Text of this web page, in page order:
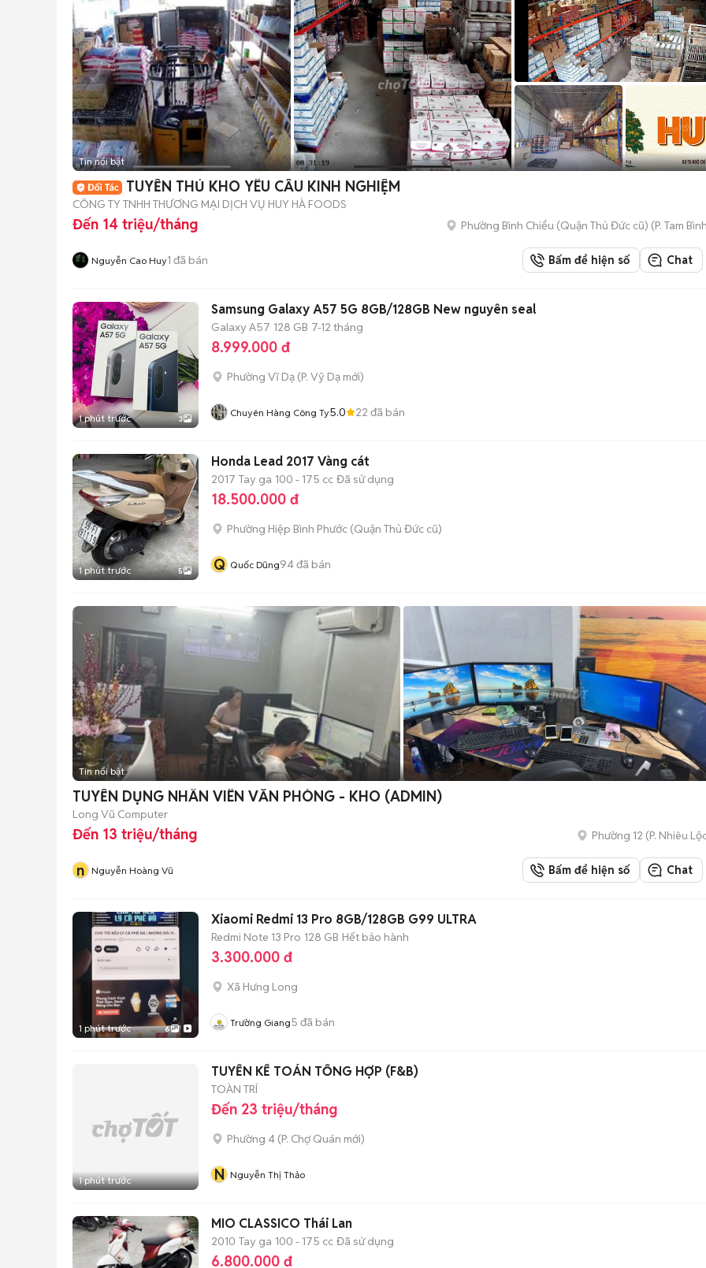
Tin nổi bật
TUYỂN THỦ KHO YÊU CẦU KINH NGHIỆM
CÔNG TY TNHH THƯƠNG MẠI DỊCH VỤ HUY HÀ FOODS
Đến 14 triệu/tháng Phường Bình Chiểu (Quận Thủ Đức cũ) (P. Tam
Nguyễn Cao Huy1 đã bán Bấm để hiện số Chat
1 phút trước 3
Samsung Galaxy A57 5G 8GB/128GB New nguyên seal
Galaxy A57 128 GB 7-12 tháng
8.999.000 đ
Phường Vĩ Dạ (P. Vỹ Dạ mới)
Chuyên Hàng Công Ty5.0 22 đã bán
1 phút trước 5
Honda Lead 2017 Vàng cát
2017 Tay ga 100 - 175 cc Đã sử dụng
18.500.000 đ
Phường Hiệp Bình Phước (Quận Thủ Đức cũ)
Q Quốc Dũng94đã bán
Tin nổi bật
TUYỂN DỤNG NHÂN VIÊN VĂN PHÒNG - KHO (ADMIN)
Long Vũ Computer
Đến 13 triệu/tháng Phường 12 (P. Nhiêu
n Nguyễn Hoàng Vũ Bấm để hiện số Chat
1 phút trước 6
Xiaomi Redmi 13 Pro 8GB/128GB G99 ULTRA
Redmi Note 13 Pro 128 GB Hết bảo hành
3.300.000 đ
Xã Hưng Long
Trường Giang5 đã bán
1 phút trước
TUYỂN KẾ TOÁN TỔNG HỢP (F&B)
TOÀN TRÍ
Đến 23 triệu/tháng
Phường 4 (P. Chợ Quán mới)
N Nguyễn Thị Thảo
MIO CLASSICO Thái Lan
2010 Tay ga 100 - 175 cc Đã sử dụng
6.800.000 đ